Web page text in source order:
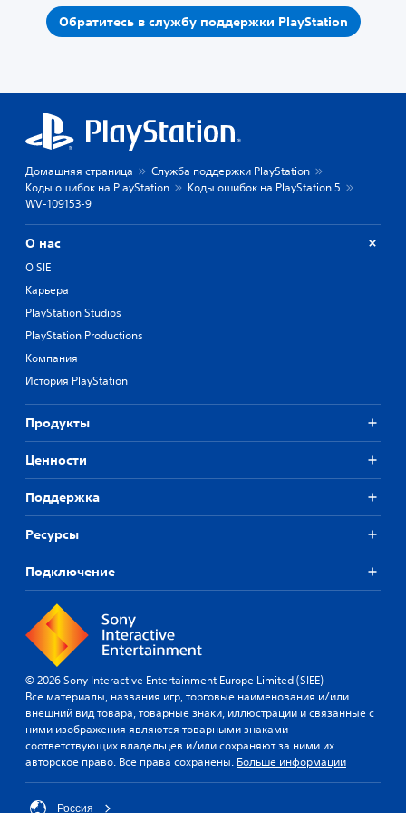
Обратитесь в службу поддержки PlayStation
Домашняя страница
Служба поддержки PlayStation
Коды ошибок на PlayStation
Коды ошибок на PlayStation 5
WV-109153-9
О нас
О SIE
Карьера
PlayStation Studios
PlayStation Productions
Компания
История PlayStation
Продукты
Ценности
Поддержка
Ресурсы
Подключение
© 2026 Sony Interactive Entertainment Europe Limited (SIEE)
Все материалы, названия игр, торговые наименования и/или
внешний вид товара, товарные знаки, иллюстрации и связанные с
ними изображения являются товарными знаками
соответствующих владельцев и/или сохраняют за ними их
авторское право. Все права сохранены. Больше информации
Россия